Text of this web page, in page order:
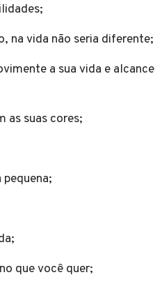
na vida não seria diferente;
a sua vida e alcance
as suas cores;
que você quer;